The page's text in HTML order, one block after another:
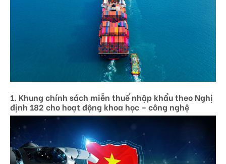
1. Khung chính sách miễn thuế nhập khẩu theo Nghị
định 182 cho hoạt động khoa học – công nghệ